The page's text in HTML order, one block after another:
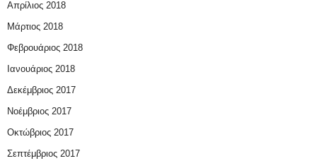
Απρίλιος 2018
Μάρτιος 2018
Φεβρουάριος 2018
Ιανουάριος 2018
Δεκέμβριος 2017
Νοέμβριος 2017
Οκτώβριος 2017
Σεπτέμβριος 2017